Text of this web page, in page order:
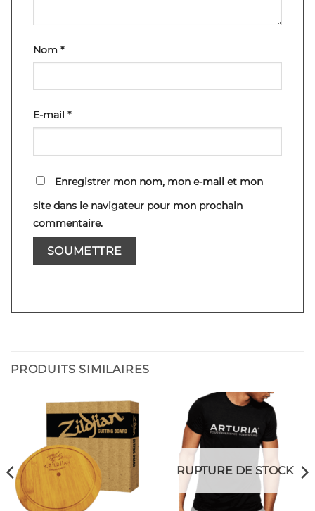
Nom *
E-mail *
Enregistrer mon nom, mon e-mail et mon
site dans le navigateur pour mon prochain
commentaire.
PRODUITS SIMILAIRES
RUPTURE DE STOCK